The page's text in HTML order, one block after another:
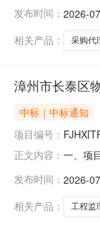
造价（
发布时间： 2026-
相关产品：
采购代
漳州市长泰区
中标｜中标通知
项目编号：
正文内容： 一、项
品目编
购文件
发布时间： 2026-
相关产品：
工程监